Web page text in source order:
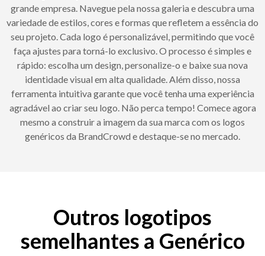
grande empresa. Navegue pela nossa galeria e descubra uma
variedade de estilos, cores e formas que refletem a essência do
seu projeto. Cada logo é personalizável, permitindo que você
faça ajustes para torná-lo exclusivo. O processo é simples e
rápido: escolha um design, personalize-o e baixe sua nova
identidade visual em alta qualidade. Além disso, nossa
ferramenta intuitiva garante que você tenha uma experiência
agradável ao criar seu logo. Não perca tempo! Comece agora
mesmo a construir a imagem da sua marca com os logos
genéricos da BrandCrowd e destaque-se no mercado.
Outros logotipos
semelhantes a Genérico